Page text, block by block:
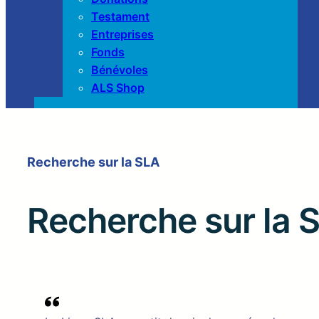
Testament
Entreprises
Fonds
Bénévoles
ALS Shop
Recherche sur la SLA
Recherche sur la